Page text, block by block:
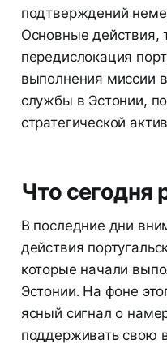
подтверждений
Основные действия,
передислокация
выполнения миссии
службы в Эстонии,
стратегической
Что сегодня
В последние дни
действия
которые начали
Эстонии. На фоне
ясный сигнал о
поддерживать свою